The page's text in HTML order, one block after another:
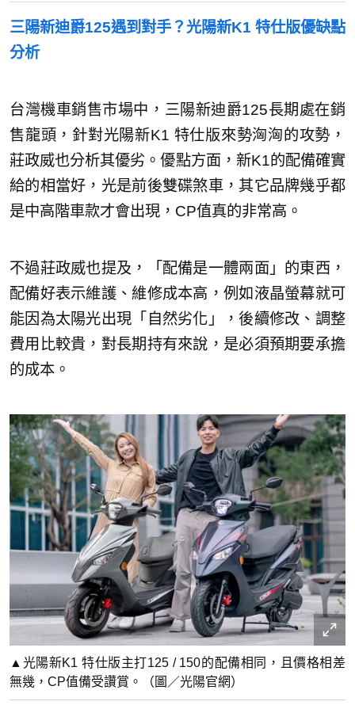
三陽新迪爵125遇到對手？光陽新K1 特仕版優缺點
分析
台灣機車銷售市場中，三陽新迪爵125長期處在銷
售龍頭，針對光陽新K1 特仕版來勢洶洶的攻勢，
莊政威也分析其優劣。優點方面，新K1的配備確實
給的相當好，光是前後雙碟煞車，其它品牌幾乎都
是中高階車款才會出現，CP值真的非常高。
不過莊政威也提及，「配備是一體兩面」的東西，
配備好表示維護、維修成本高，例如液晶螢幕就可
能因為太陽光出現「自然劣化」，後續修改、調整
費用比較貴，對長期持有來說，是必須預期要承擔
的成本。
▲光陽新K1 特仕版主打125 / 150的配備相同，且價格相差
無幾，CP值備受讚賞。（圖／光陽官網）